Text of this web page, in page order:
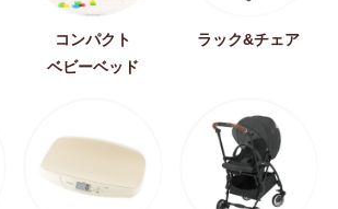
コンパクト
ベビーベッド
ラック&チェア